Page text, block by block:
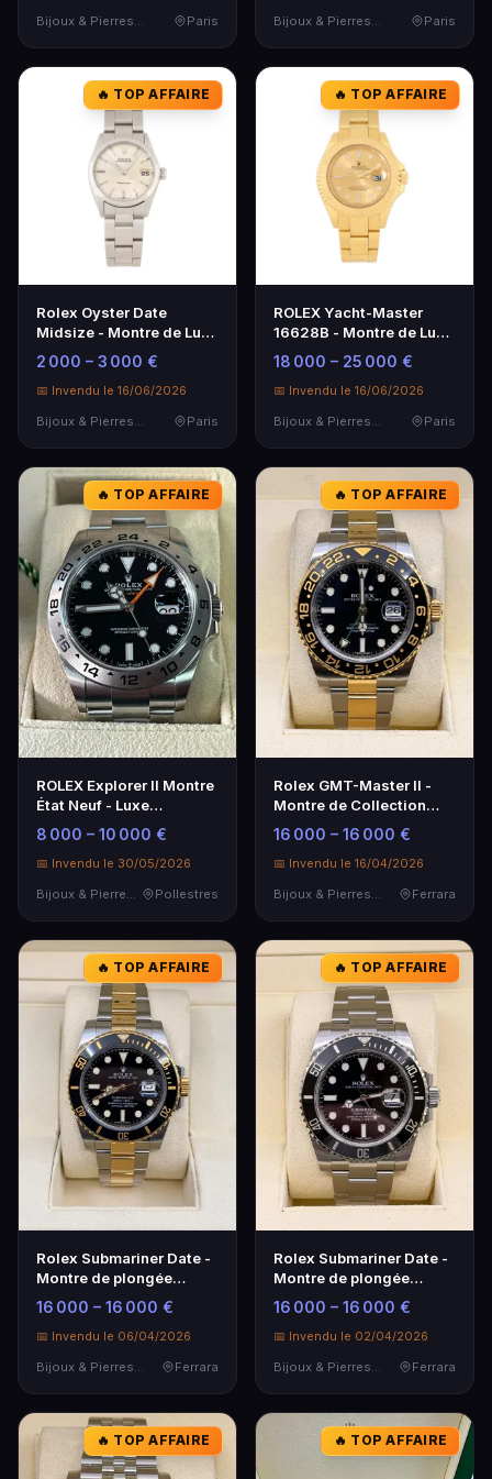
Bijoux & Pierres Précieuses Paris Bijoux & Pierres Précieuses Paris
🔥 TOP AFFAIRE
Rolex Oyster Date
Midsize - Montre de Luxe
Classique
2 000 – 3 000 €
📅 Invendu le 16/06/2026
Bijoux & Pierres Précieuses
Paris
🔥 TOP AFFAIRE
ROLEX Yacht-Master
16628B - Montre de Luxe
en Or Blanc
18 000 – 25 000 €
📅 Invendu le 16/06/2026
Bijoux & Pierres Précieuses
Paris
🔥 TOP AFFAIRE
ROLEX Explorer II Montre
État Neuf - Luxe
Incontournable
8 000 – 10 000 €
📅 Invendu le 30/05/2026
Bijoux & Pierres Précieuses
Pollestres
🔥 TOP AFFAIRE
Rolex GMT-Master II -
Montre de Collection
Luxe
16 000 – 16 000 €
📅 Invendu le 16/04/2026
Bijoux & Pierres Précieuses
Ferrara
🔥 TOP AFFAIRE
Rolex Submariner Date -
Montre de plongée
emblématique
16 000 – 16 000 €
📅 Invendu le 06/04/2026
Bijoux & Pierres Précieuses
Ferrara
🔥 TOP AFFAIRE
Rolex Submariner Date -
Montre de plongée
emblématique
16 000 – 16 000 €
📅 Invendu le 02/04/2026
Bijoux & Pierres Précieuses
Ferrara
🔥 TOP AFFAIRE 🔥 TOP AFFAIRE